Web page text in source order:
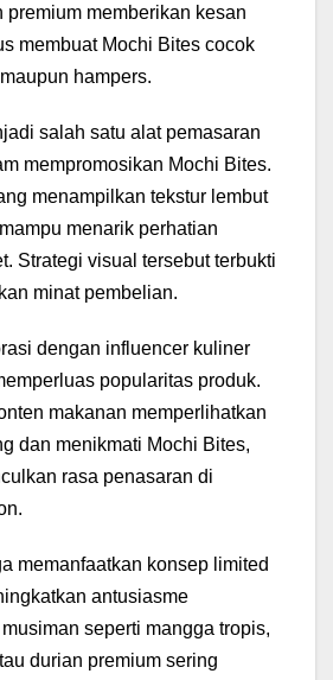
premium memberikan kesan
membuat Mochi Bites cocok
hampers.
salah satu alat pemasaran
mempromosikan Mochi Bites.
menampilkan tekstur lembut
menarik perhatian
Strategi visual tersebut terbukti
minat pembelian.
dengan influencer kuliner
popularitas produk.
makanan memperlihatkan
dan menikmati Mochi Bites,
rasa penasaran di
memanfaatkan konsep limited
antusiasme
seperti mangga tropis,
durian premium sering